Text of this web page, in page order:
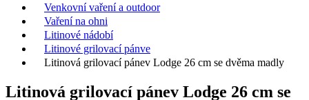
Venkovní vaření a outdoor
Vaření na ohni
Litinové nádobí
Litinové grilovací pánve
Litinová grilovací pánev Lodge 26 cm se dvěma madly
Litinová grilovací pánev Lodge 26 cm se